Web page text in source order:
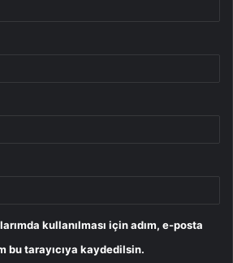
kullanılması için adım, e-posta
bu tarayıcıya kaydedilsin.